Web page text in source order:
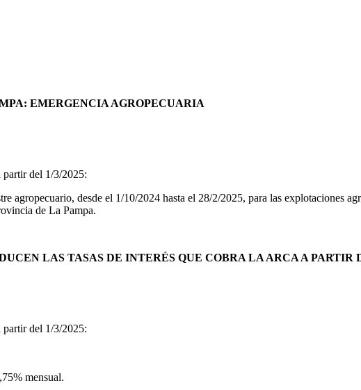
EMERGENCIA AGROPECUARIA
partir del 1/3/2025:
agropecuario, desde el 1/10/2024 hasta el 28/2/2025, para las explotaciones
de La Pampa.
LAS TASAS DE INTERÉS QUE COBRA LA ARCA A PARTIR
partir del 1/3/2025:
mensual.